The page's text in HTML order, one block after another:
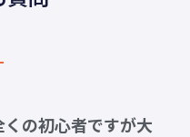
の初心者ですが大